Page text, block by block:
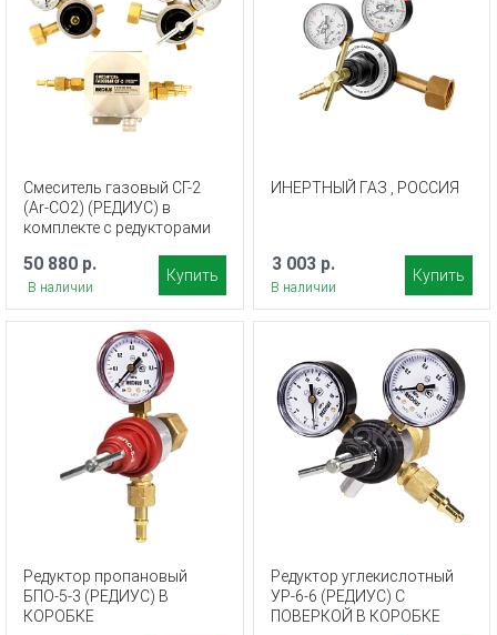
Смеситель газовый СГ-2
(Ar-СО2) (РЕДИУС) в
комплекте с редукторами
50 880 р.
В наличии
Купить
ИНЕРТНЫЙ ГАЗ , РОССИЯ
3 003 р.
В наличии
Купить
Редуктор пропановый
БПО-5-3 (РЕДИУС) В
КОРОБКЕ
Редуктор углекислотный
УР-6-6 (РЕДИУС) С
ПОВЕРКОЙ В КОРОБКЕ